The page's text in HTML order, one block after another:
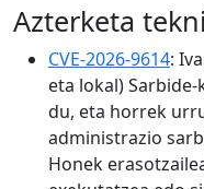
Azterketa
CVE-2026-9614:
eta lokal)
du, eta horrek
administrazio
Honek